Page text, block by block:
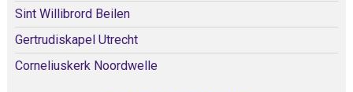
Sint Willibrord Beilen
Gertrudiskapel Utrecht
Corneliuskerk Noordwelle